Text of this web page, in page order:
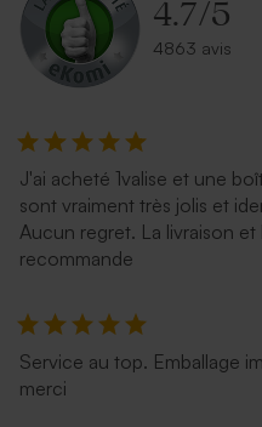
4.7/5
4863 avis
J'ai acheté 1valise et une
sont vraiment très jolis et
Aucun regret. La livraison
recommande
Service au top. Emballage
merci